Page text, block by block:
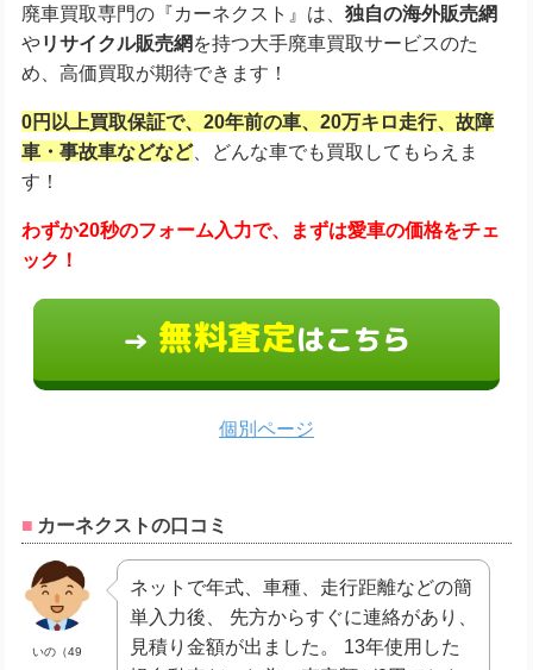
廃車買取専門の『カーネクスト』は、 独自の海外販売網
やリサイクル販売網を持つ大手廃車買取サービスのた
め、高価買取が期待できます！
0円以上買取保証で、20年前の車、20万キロ走行、故障
車・事故車などなど、どんな車でも買取してもらえま
す！
わずか20秒のフォーム入力で、
まずは愛車の価格をチェ
ック！
→ 無料査定はこちら
個別ページ
カーネクストの口コミ
いの（49
ネットで年式、車種、走行距離などの簡
単入力後、 先方からすぐに連絡があり、
見積り金額が出ました。 13年使用した